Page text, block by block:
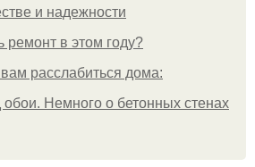
и надежности
ремонт в этом году?
расслабиться дома:
обои. Немного о бетонных стенах